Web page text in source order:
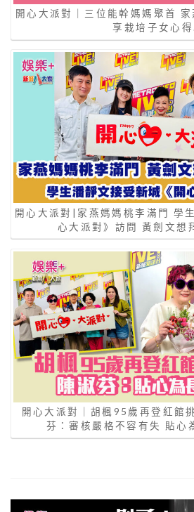
開心大派對｜三位能幹媽媽聚首
享栽培子女心
開心大派對|家燕媽媽桃李滿門 學
心大派對》訪問 黃劍文想
開心大派對｜胡楓95歲再登紅館
芬：審核嚴格不容有失 貼心